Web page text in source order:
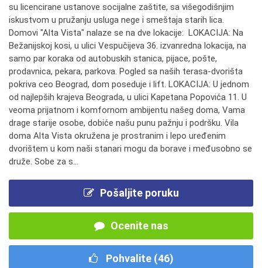
su licencirane ustanove socijalne zaštite, sa višegodišnjim
iskustvom u pružanju usluga nege i smeštaja starih lica.
Domovi "Alta Vista" nalaze se na dve lokacije: LOKACIJA: Na
Bežanijskoj kosi, u ulici Vespučijeva 36. izvanredna lokacija, na
samo par koraka od autobuskih stanica, pijace, pošte,
prodavnica, pekara, parkova. Pogled sa naših terasa-dvorišta
pokriva ceo Beograd, dom poseduje i lift. LOKACIJA: U jednom
od najlepših krajeva Beograda, u ulici Kapetana Popovića 11. U
veoma prijatnom i komfornom ambijentu našeg doma, Vama
drage starije osobe, dobiće našu punu pažnju i podršku. Vila
doma Alta Vista okružena je prostranim i lepo uređenim
dvorištem u kom naši stanari mogu da borave i međusobno se
druže. Sobe za s...
Pošaljite poruku
Ocenite nas
Pohvalite (46)